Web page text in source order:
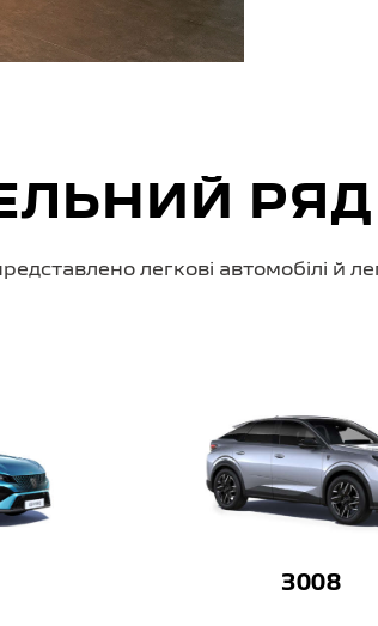
РЯД
легкові автомобілі й
3008